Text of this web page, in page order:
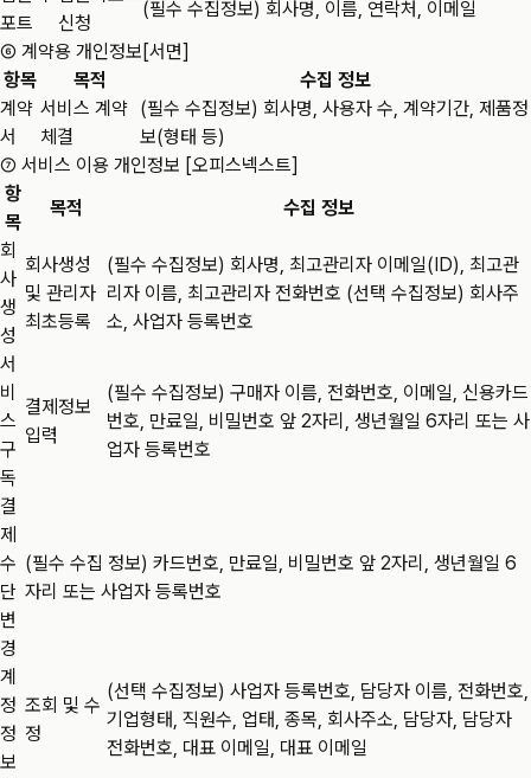
포트
신청
(필수 수집정보) 회사명, 이름, 연락처, 이메일
⑥ 계약용 개인정보[서면]
항목
목적
수집 정보
계약
서
서비스 계약
체결
(필수 수집정보) 회사명, 사용자 수, 계약기간, 제품정
보(형태 등)
⑦ 서비스 이용 개인정보 [오피스넥스트]
항
목
목적
수집 정보
회
사
생
성
회사생성
및 관리자
최초등록
(필수 수집정보) 회사명, 최고관리자 이메일(ID), 최고관
리자 이름, 최고관리자 전화번호 (선택 수집정보) 회사주
소, 사업자 등록번호
서
비
스
구
독
결제정보
입력
(필수 수집정보) 구매자 이름, 전화번호, 이메일, 신용카드
번호, 만료일, 비밀번호 앞 2자리, 생년월일 6자리 또는 사
업자 등록번호
결
제
수
단
변
경
(필수 수집 정보) 카드번호, 만료일, 비밀번호 앞 2자리, 생년월일 6
자리 또는 사업자 등록번호
계
정
정
보
조회 및 수
정
(선택 수집정보) 사업자 등록번호, 담당자 이름, 전화번호,
기업형태, 직원수, 업태, 종목, 회사주소, 담당자, 담당자
전화번호, 대표 이메일, 대표 이메일